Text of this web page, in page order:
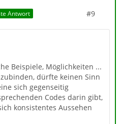
Antwort #9
Beispiele, Möglichkeiten ...
dürfte keinen Sinn
sich gegenseitig
Codes darin gibt,
konsistentes Aussehen